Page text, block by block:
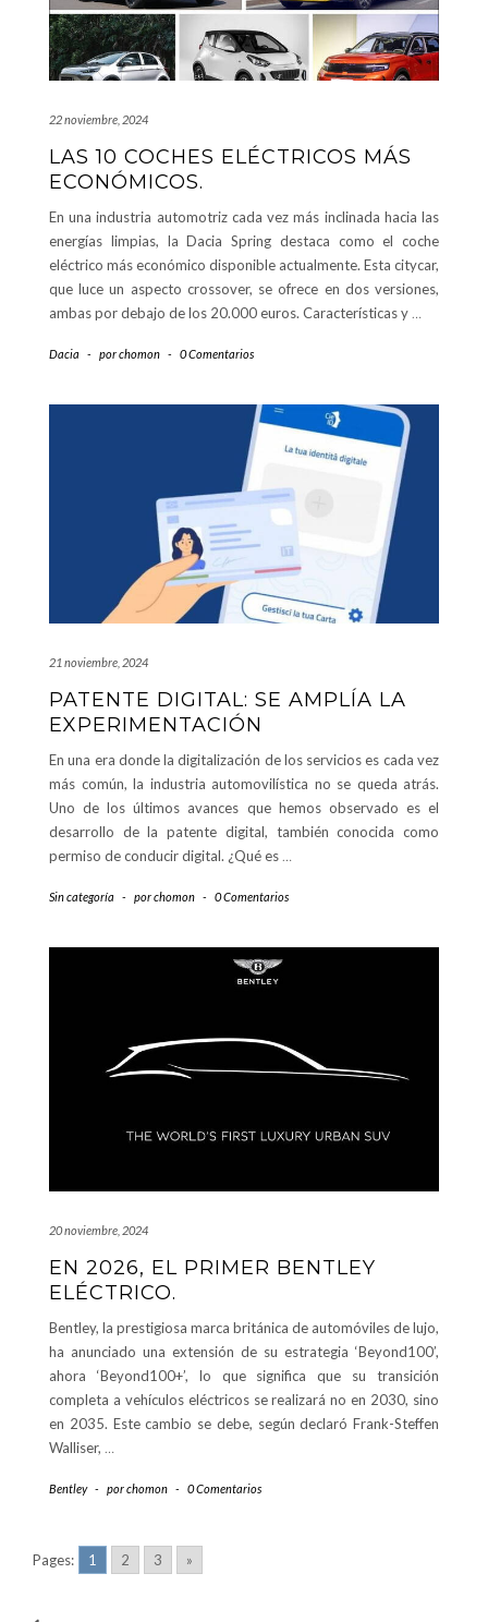
22 noviembre, 2024
LAS 10 COCHES ELÉCTRICOS MÁS
ECONÓMICOS.
En una industria automotriz cada vez más inclinada hacia las
energías limpias, la Dacia Spring destaca como el coche
eléctrico más económico disponible actualmente. Esta citycar,
que luce un aspecto crossover, se ofrece en dos versiones,
ambas por debajo de los 20.000 euros. Características y …
Dacia - porchomon - 0 Comentarios
21 noviembre, 2024
PATENTE DIGITAL: SE AMPLÍA LA
EXPERIMENTACIÓN
En una era donde la digitalización de los servicios es cada vez
más común, la industria automovilística no se queda atrás.
Uno de los últimos avances que hemos observado es el
desarrollo de la patente digital, también conocida como
permiso de conducir digital. ¿Qué es …
Sin categoría - porchomon - 0 Comentarios
20 noviembre, 2024
EN 2026, EL PRIMER BENTLEY
ELÉCTRICO.
Bentley, la prestigiosa marca británica de automóviles de lujo,
ha anunciado una extensión de su estrategia ‘Beyond100’,
ahora ‘Beyond100+’, lo que significa que su transición
completa a vehículos eléctricos se realizará no en 2030, sino
en 2035. Este cambio se debe, según declaró Frank-Steffen
Walliser, …
Bentley - porchomon - 0 Comentarios
Pages: 1 2 3 »